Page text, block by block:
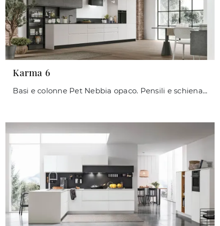
Karma 6
Basi e colonne Pet Nebbia opaco. Pensili e schienale in Pet Materico Resina Antracite. Top Fenix Nero Ingo.